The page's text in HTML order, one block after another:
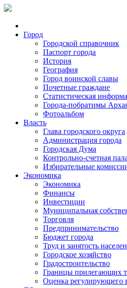
Город
Городской справочник
Паспорт города
История
География
Город воинской славы
Почетные граждане
Статистическая
Города-побратимы
Фотоальбом
Власть
Глава городского округа
Администрация города
Городская Дума
Контрольно-счетная
Избирательные
Экономика
Экономика
Финансы
Инвестиции
Муниципальная
Торговля
Предпринимательство
Бюджет города
Труд и занятость
Городское хозяйство
Градостроительство
Границы прилегающих
Оценка регулирующего